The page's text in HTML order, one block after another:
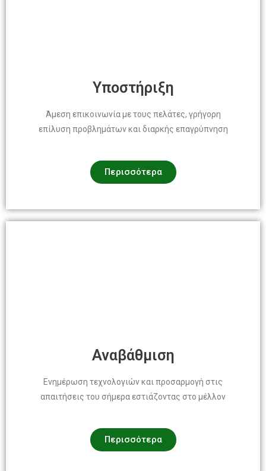
Υποστήριξη
Άμεση επικοινωνία με τους πελάτες, γρήγορη
επίλυση προβλημάτων και διαρκής επαγρύπνηση
Περισσότερα
Αναβάθμιση
Ενημέρωση τεχνολογιών και προσαρμογή στις
απαιτήσεις του σήμερα εστιάζοντας στο μέλλον
Περισσότερα